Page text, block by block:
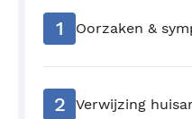
1 Oorzaken &
2 Verwijzing